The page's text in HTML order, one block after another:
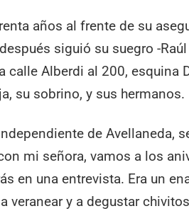
años al frente de su
siguió su suegro -
calle Alberdi al 200, esquina
su sobrino, y sus hermanos.
de Avellaneda,
mi señora, vamos a los
en una entrevista. Era un
veranear y a degustar